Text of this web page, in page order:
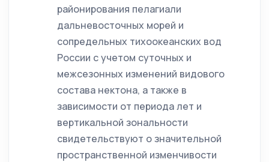
районирования пелагиали
дальневосточных морей и
сопредельных тихоокеанских вод
России с учетом суточных и
межсезонных изменений видового
состава нектона, а также в
зависимости от периода лет и
вертикальной зональности
свидетельствуют о значительной
пространственной изменчивости